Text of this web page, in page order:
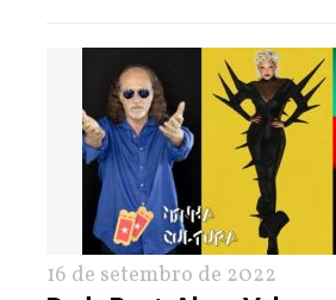
16 de setembro de 2022